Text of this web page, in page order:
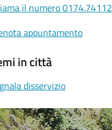
il numero 0174.74112
appuntamento
in città
disservizio